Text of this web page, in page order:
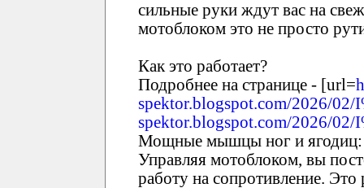
сильные руки ждут вас на
мотоблоком это не просто
Как это работает?
Подробнее на странице - [url=
spektor.blogspot.com/2026/
spektor.blogspot.com/2026/
Мощные мышцы ног и ягодиц:
Управляя мотоблоком, вы
работу на сопротивление.